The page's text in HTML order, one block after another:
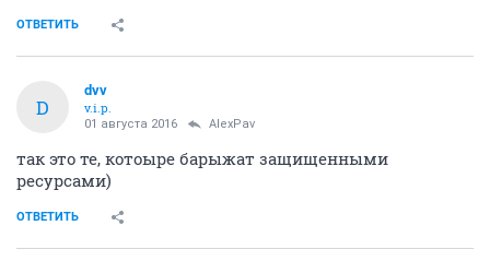
ОТВЕТИТЬ
D
dvv
v.i.p.
01 августа 2016 AlexPav
так это те, котоыре барыжат защищенными
ресурсами)
ОТВЕТИТЬ